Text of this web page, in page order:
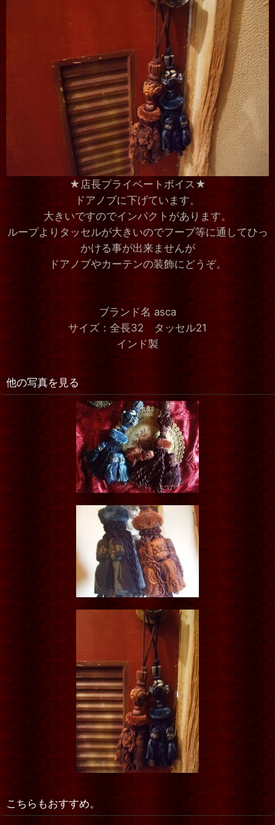
★店長プライベートボイス★
ドアノブに下げています。
大きいですのでインパクトがあります。
ループよりタッセルが大きいのでフープ等に通してひっ
かける事が出来ませんが
ドアノブやカーテンの装飾にどうぞ。
ブランド名 asca
サイズ：全長32 タッセル21
インド製
他の写真を見る
こちらもおすすめ。